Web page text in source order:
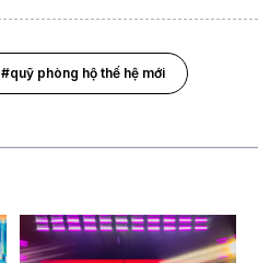
#quỹ phòng hộ thế hệ mới